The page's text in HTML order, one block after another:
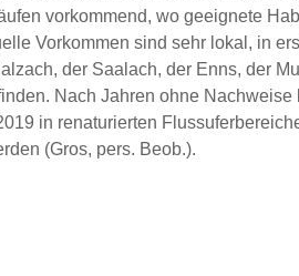
vorkommend, wo geeignete
Vorkommen sind sehr lokal, in
der Saalach, der Enns, der
Nach Jahren ohne Nachweise
in renaturierten
(Gros, pers. Beob.).